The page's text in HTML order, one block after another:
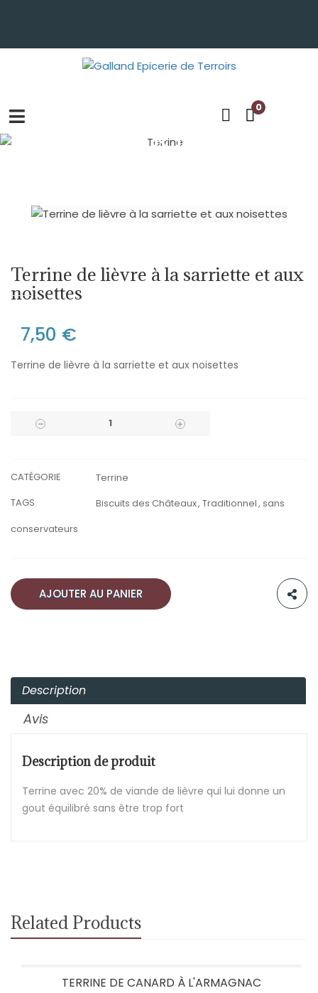
0
TERRINE
Terrine de lièvre à la sarriette et aux
noisettes
7,50 €
Terrine de lièvre à la sarriette et aux noisettes
CATÉGORIE
Terrine
TAGS
Biscuits des Châteaux Traditionnel sans
conservateurs
AJOUTER AU PANIER
Description
Avis
Description de produit
Terrine avec 20% de viande de lièvre qui lui donne un
gout équilibré sans être trop fort
Related Products
TERRINE DE CANARD À L'ARMAGNAC